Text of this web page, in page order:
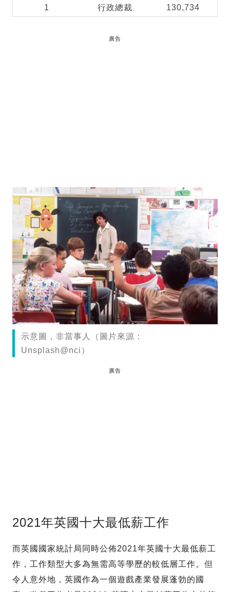
1 行政總裁 130,734
廣告
示意圖，非當事人（圖片來源：
Unsplash@nci）
廣告
2021年英國十大最低薪工作
而英國國家統計局同時公佈2021年英國十大最低薪工
作，工作類型大多為無需高等學歷的較低層工作。但
令人意外地，英國作為一個遊戲產業發展蓬勃的國